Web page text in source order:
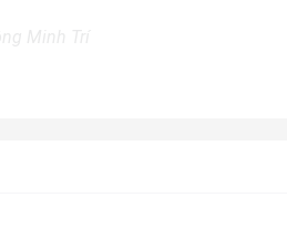
Minh Trí
mái trải nghiệm không lo rơi